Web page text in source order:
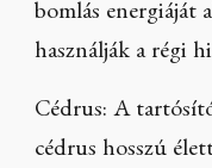
bomlás energiáját
használják a régi
Cédrus: A
cédrus hosszú